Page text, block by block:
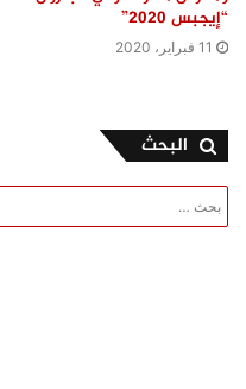
“إيجبس 2020”
11 فبراير، 2020
البحث